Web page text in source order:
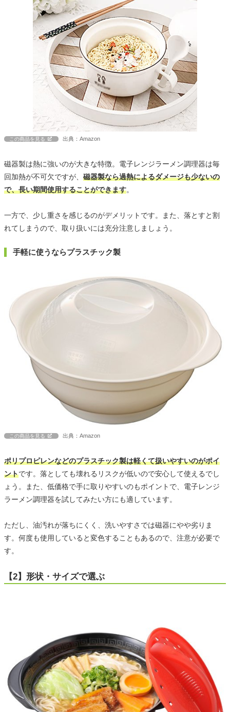
この商品を見る 出典：Amazon
磁器製は熱に強いのが大きな特徴。電子レンジラーメン調理器は毎
回加熱が不可欠ですが、 磁器製なら過熱によるダメージも少ないの
で、長い期間使用することができます。
一方で、少し重さを感じるのがデメリットです。また、落とすと割
れてしまうので、取り扱いには充分注意しましょう。
手軽に使うならプラスチック製
この商品を見る 出典：Amazon
ポリプロピレンなどのプラスチック製は軽くて扱いやすいのがポイ
ントです。落としても壊れるリスクが低いので安心して使えるでし
ょう。また、低価格で手に取りやすいのもポイントで、電子レンジ
ラーメン調理器を試してみたい方にも適しています。
ただし、油汚れが落ちにくく、洗いやすさでは磁器にやや劣りま
す。何度も使用していると変色することもあるので、注意が必要で
す。
【2】形状・サイズで選ぶ